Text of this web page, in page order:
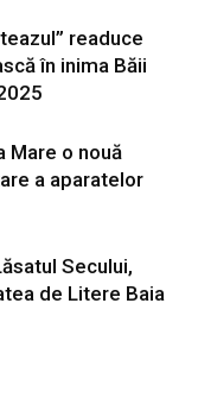
readuce
în inima Băii
Mare o nouă
a aparatelor
Secului,
de Litere Baia